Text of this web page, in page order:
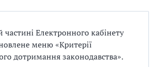
частині Електронного кабінету
меню «Критерії
дотримання законодавства».